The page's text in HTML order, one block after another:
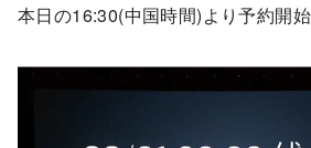
本日の16:30(中国時間)より予約開始